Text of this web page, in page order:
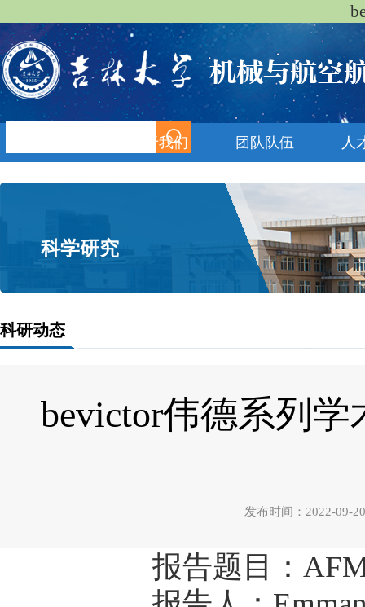
关于我们 团队队伍 人
科学研究
科研动态
bevictor伟德系列学
发布时间：2022-
报告题目：